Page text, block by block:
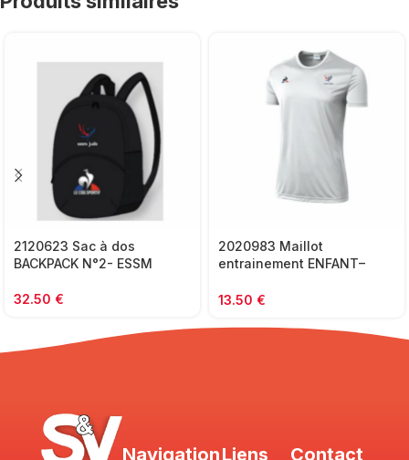
2120623 Sac à dos
BACKPACK N°2- ESSM
32.50 €
2020983 Maillot
entrainement ENFANT–
13.50 €
NavigationLiens Contact